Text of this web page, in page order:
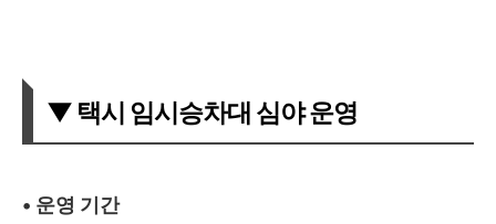
▼ 택시 임시승차대 심야 운영
• 운영 기간